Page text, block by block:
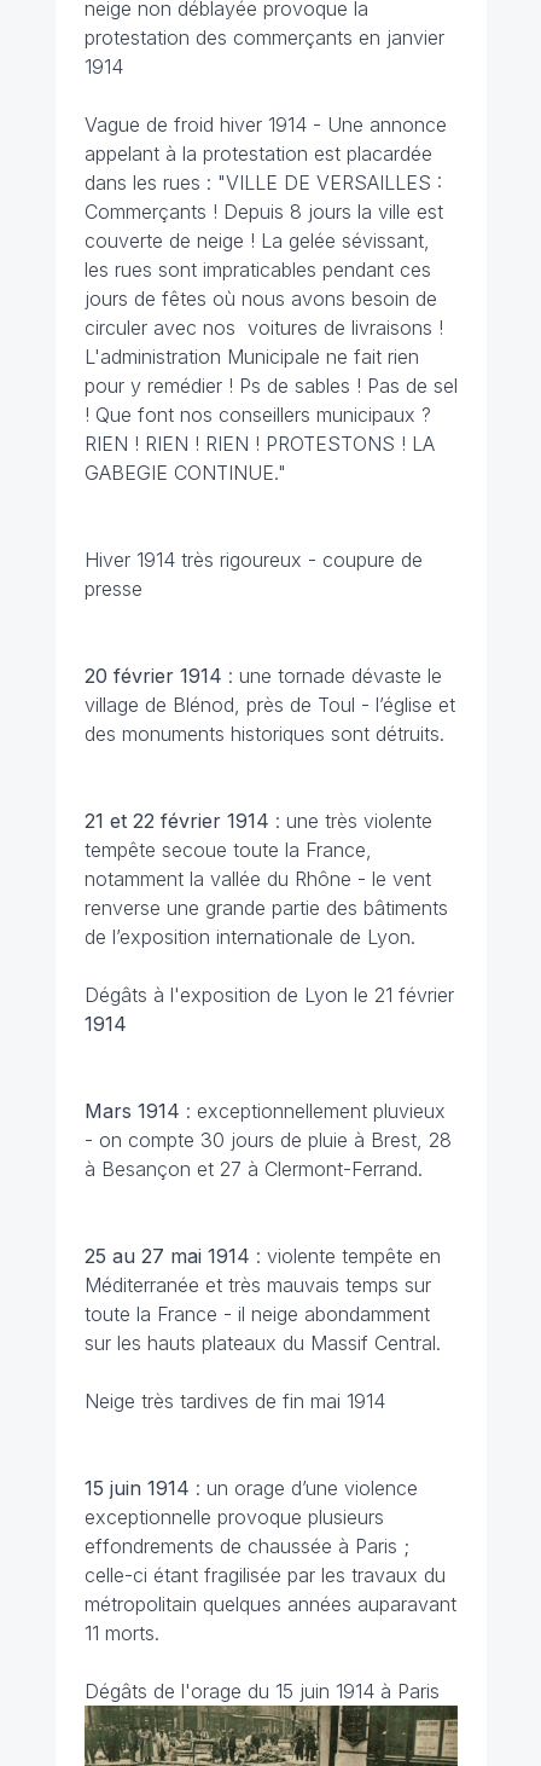
neige non déblayée provoque la
protestation des commerçants en janvier
1914
Vague de froid hiver 1914 - Une annonce
appelant à la protestation est placardée
dans les rues : "VILLE DE VERSAILLES :
Commerçants ! Depuis 8 jours la ville est
couverte de neige ! La gelée sévissant,
les rues sont impraticables pendant ces
jours de fêtes où nous avons besoin de
circuler avec nos voitures de livraisons !
L'administration Municipale ne fait rien
pour y remédier ! Ps de sables ! Pas de sel
! Que font nos conseillers municipaux ?
RIEN ! RIEN ! RIEN ! PROTESTONS ! LA
GABEGIE CONTINUE."
Hiver 1914 très rigoureux - coupure de
presse
20 février 1914 : une tornade dévaste le
village de Blénod, près de Toul - l’église et
des monuments historiques sont détruits.
21 et 22 février 1914 : une très violente
tempête secoue toute la France,
notamment la vallée du Rhône - le vent
renverse une grande partie des bâtiments
de l’exposition internationale de Lyon.
Dégâts à l'exposition de Lyon le 21 février
1914
Mars 1914 : exceptionnellement pluvieux
- on compte 30 jours de pluie à Brest, 28
à Besançon et 27 à Clermont-Ferrand.
25 au 27 mai 1914 : violente tempête en
Méditerranée et très mauvais temps sur
toute la France - il neige abondamment
sur les hauts plateaux du Massif Central.
Neige très tardives de fin mai 1914
15 juin 1914 : un orage d’une violence
exceptionnelle provoque plusieurs
effondrements de chaussée à Paris ;
celle-ci étant fragilisée par les travaux du
métropolitain quelques années auparavant
11 morts.
Dégâts de l'orage du 15 juin 1914 à Paris